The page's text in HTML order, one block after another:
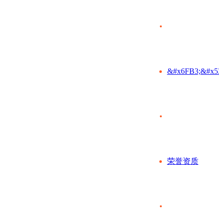
荣誉资质